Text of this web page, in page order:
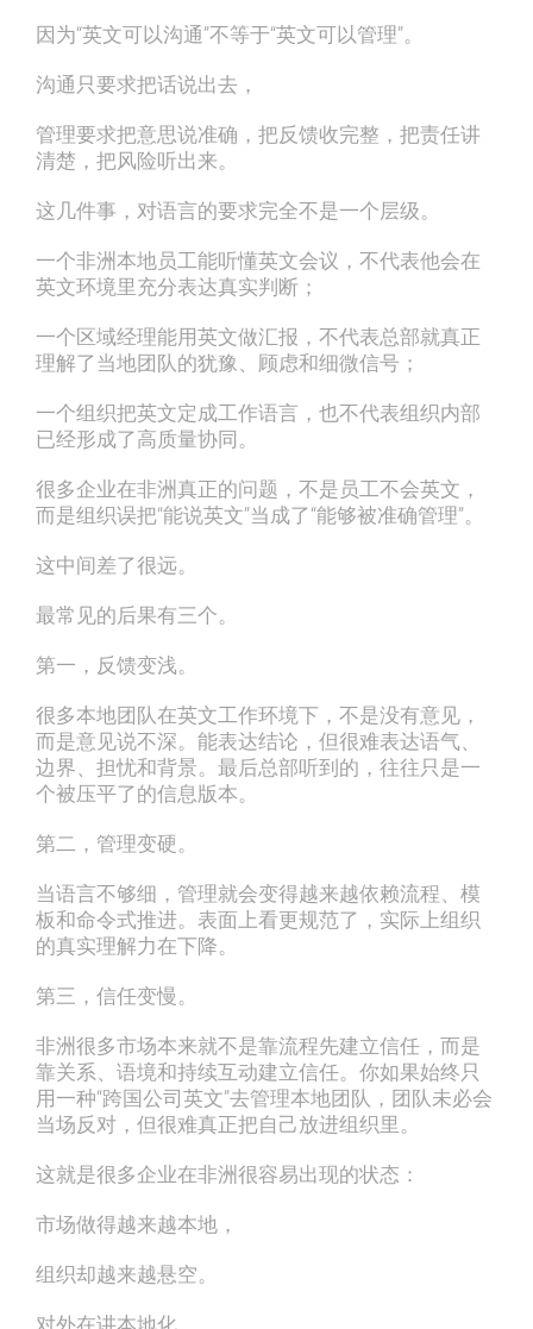
因为“英文可以沟通”不等于“英文可以管理”。
沟通只要求把话说出去，
管理要求把意思说准确，把反馈收完整，把责任讲
清楚，把风险听出来。
这几件事，对语言的要求完全不是一个层级。
一个非洲本地员工能听懂英文会议，不代表他会在
英文环境里充分表达真实判断；
一个区域经理能用英文做汇报，不代表总部就真正
理解了当地团队的犹豫、顾虑和细微信号；
一个组织把英文定成工作语言，也不代表组织内部
已经形成了高质量协同。
很多企业在非洲真正的问题，不是员工不会英文，
而是组织误把“能说英文”当成了“能够被准确管理”。
这中间差了很远。
最常见的后果有三个。
第一，反馈变浅。
很多本地团队在英文工作环境下，不是没有意见，
而是意见说不深。能表达结论，但很难表达语气、
边界、担忧和背景。最后总部听到的，往往只是一
个被压平了的信息版本。
第二，管理变硬。
当语言不够细，管理就会变得越来越依赖流程、模
板和命令式推进。表面上看更规范了，实际上组织
的真实理解力在下降。
第三，信任变慢。
非洲很多市场本来就不是靠流程先建立信任，而是
靠关系、语境和持续互动建立信任。你如果始终只
用一种“跨国公司英文”去管理本地团队，团队未必会
当场反对，但很难真正把自己放进组织里。
这就是很多企业在非洲很容易出现的状态：
市场做得越来越本地，
组织却越来越悬空。